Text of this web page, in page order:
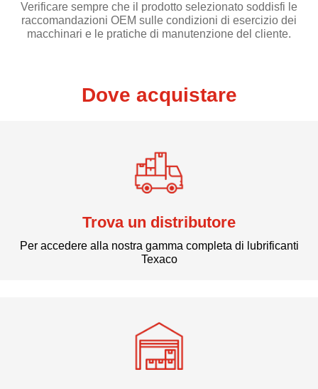
Verificare sempre che il prodotto selezionato soddisfi le
raccomandazioni OEM sulle condizioni di esercizio dei
macchinari e le pratiche di manutenzione del cliente.
Dove acquistare
Trova un distributore
Per accedere alla nostra gamma completa di lubrificanti
Texaco